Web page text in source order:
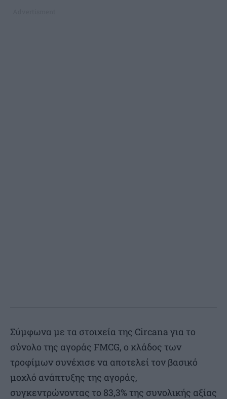
Σύμφωνα με τα στοιχεία της Circana για το
σύνολο της αγοράς FMCG, ο κλάδος των
τροφίμων συνέχισε να αποτελεί τον βασικό
μοχλό ανάπτυξης της αγοράς,
συγκεντρώνοντας το 83,3% της συνολικής αξίας